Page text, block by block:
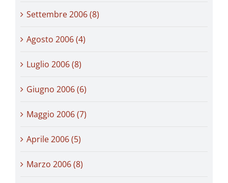
Settembre 2006 (8)
Agosto 2006 (4)
Luglio 2006 (8)
Giugno 2006 (6)
Maggio 2006 (7)
Aprile 2006 (5)
Marzo 2006 (8)